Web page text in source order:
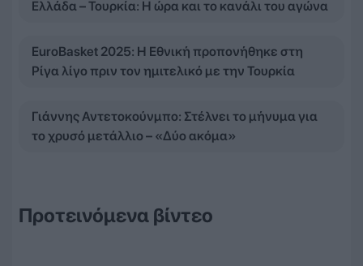
Ελλάδα – Τουρκία: Η ώρα και το κανάλι του αγώνα
EuroBasket 2025: Η Εθνική προπονήθηκε στη
Ρίγα λίγο πριν τον ημιτελικό με την Τουρκία
Γιάννης Αντετοκούνμπο: Στέλνει το μήνυμα για
το χρυσό μετάλλιο – «Δύο ακόμα»
Προτεινόμενα βίντεο